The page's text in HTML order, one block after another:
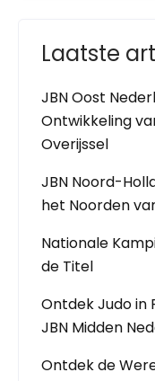
Laatste
JBN Oost
Ontwikkeling
Overijssel
JBN Noord-
het Noorden
Nationale
de Titel
Ontdek Judo in
JBN Midden
Ontdek de